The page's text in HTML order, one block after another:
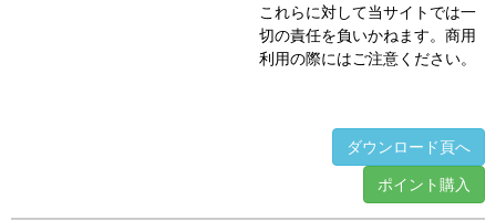
これらに対して当サイトでは一
切の責任を負いかねます。商用
利用の際にはご注意ください。
ダウンロード頁へ
ポイント購入